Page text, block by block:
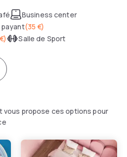
Business center
payant(35 €)
) Salle de Sport
vous propose ces options pour